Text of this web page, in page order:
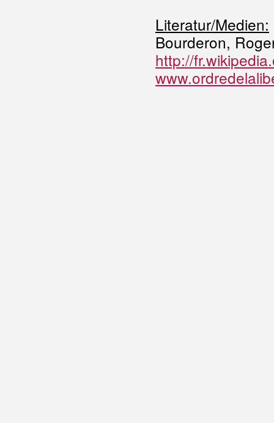
Literatur/Medien:
Bourderon,
http://